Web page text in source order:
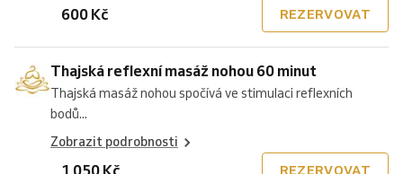
600 Kč REZERVOVAT
Thajská reflexní masáž nohou 60 minut
Thajská masáž nohou spočívá ve stimulaci reflexních
bodů...
Zobrazit podrobnosti
1 050 Kč REZERVOVAT